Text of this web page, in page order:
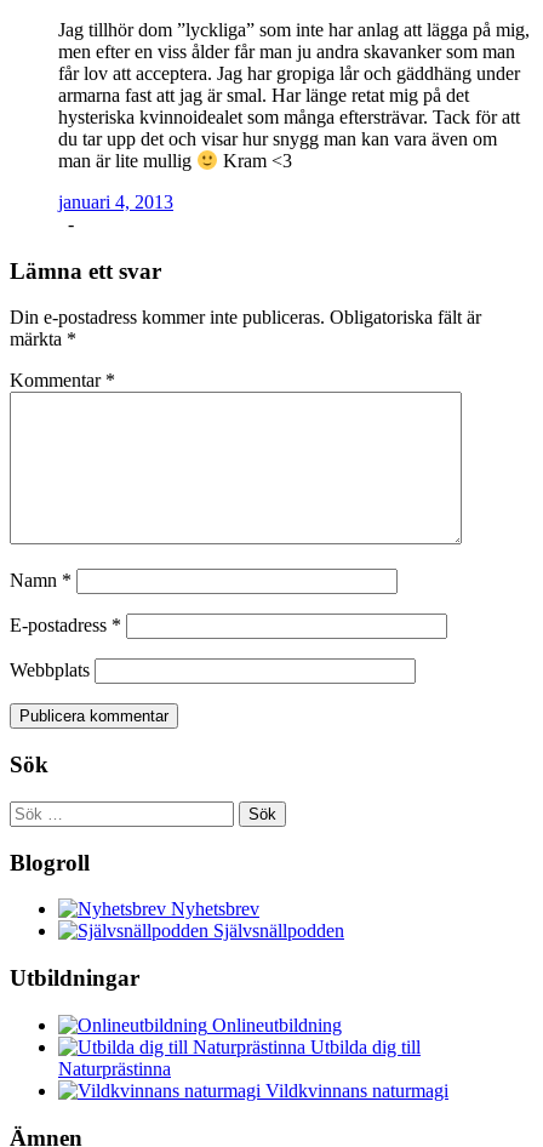
Jag tillhör dom ”lyckliga” som inte har anlag att lägga på mig,
men efter en viss ålder får man ju andra skavanker som man
får lov att acceptera. Jag har gropiga lår och gäddhäng under
armarna fast att jag är smal. Har länge retat mig på det
hysteriska kvinnoidealet som många eftersträvar. Tack för att
du tar upp det och visar hur snygg man kan vara även om
man är lite mullig
Kram <3
januari 4, 2013
-
Lämna ett svar
Din e-postadress kommer inte publiceras. Obligatoriska fält är
märkta *
Kommentar *
Namn *
E-postadress *
Webbplats
Sök
Sök
efter:
Blogroll
Nyhetsbrev
Självsnällpodden
Utbildningar
Onlineutbildning
Utbilda dig till
Naturprästinna
Vildkvinnans naturmagi
Ämnen